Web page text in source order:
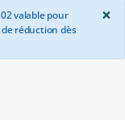
valable pour
réduction dès
×